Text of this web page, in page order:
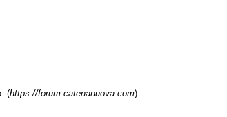
(https://forum.catenanuova.com)